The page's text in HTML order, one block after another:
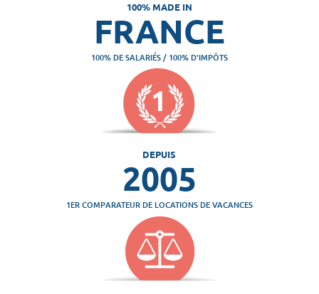
100% MADE IN
FRANCE
100% DE SALARIÉS / 100% D'IMPÔTS
DEPUIS
2005
1ER COMPARATEUR DE LOCATIONS DE VACANCES